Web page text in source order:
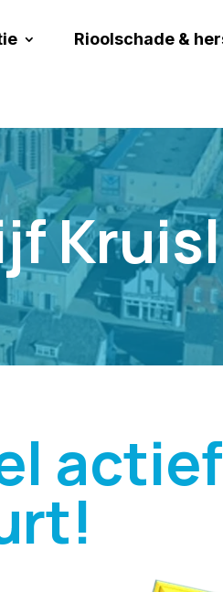
Rioolschade &